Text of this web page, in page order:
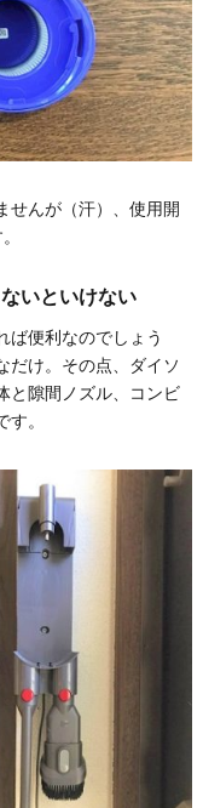
せんが（汗）、使用開
いといけない
ば便利なのでしょう
だけ。その点、ダイソ
と隙間ノズル、コンビ
。